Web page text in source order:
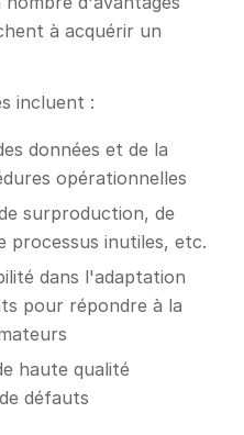
à acquérir un
incluent :
données et de la
opérationnelles
surproduction, de
processus inutiles, etc.
dans l'adaptation
pour répondre à la
haute qualité
défauts